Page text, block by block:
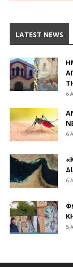
LATEST NEWS
6
6
6
5